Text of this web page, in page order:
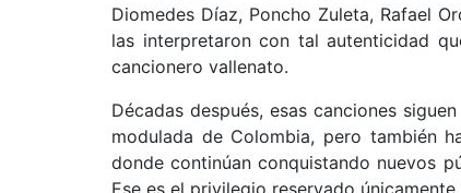
Diomedes Díaz, Poncho Zuleta, Rafael
las interpretaron con tal autenticidad
cancionero vallenato.
Décadas después, esas canciones
modulada de Colombia, pero también
donde continúan conquistando nuevos
Ese es el privilegio reservado